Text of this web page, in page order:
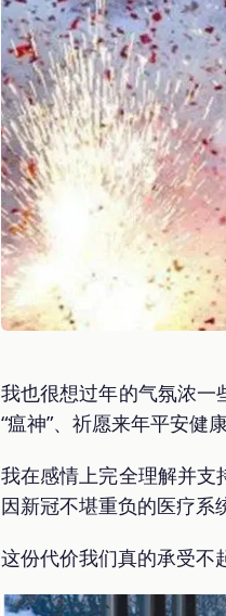
我也很想过年的气氛浓一
“瘟神”、祈愿来年平安健康
我在感情上完全理解并支
因新冠不堪重负的医疗系
这份代价我们真的承受不